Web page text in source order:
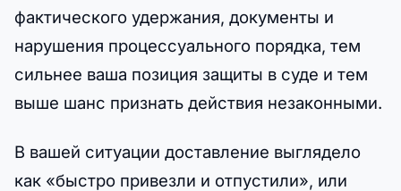
фактического удержания, документы и
нарушения процессуального порядка, тем
сильнее ваша позиция защиты в суде и тем
выше шанс признать действия незаконными.
В вашей ситуации доставление выглядело
как «быстро привезли и отпустили», или